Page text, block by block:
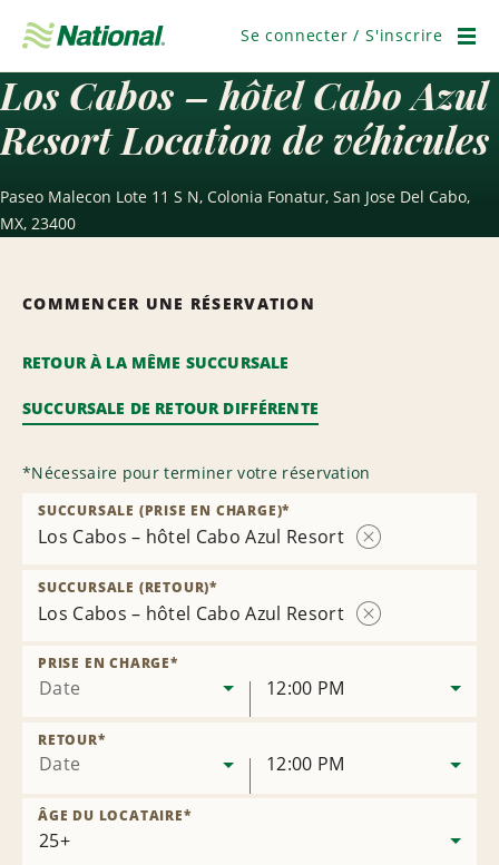
navigation
Se connecter / S'inscrire
Los Cabos – hôtel Cabo Azul
Resort Location de véhicules
Paseo Malecon Lote 11 S N, Colonia Fonatur, San Jose Del Cabo,
MX, 23400
COMMENCER UNE RÉSERVATION
RETOUR À LA MÊME SUCCURSALE
SUCCURSALE DE RETOUR DIFFÉRENTE
*Nécessaire pour terminer votre réservation
Los Cabos – hôtel Cabo Azul Resort
succursale
SUCCURSALE (PRISE EN CHARGE)*
Los Cabos – hôtel Cabo Azul Resort
SUCCURSALE (RETOUR)*
Date
PRISE EN CHARGE*
12:00 PM
Date
RETOUR*
12:00 PM
ÂGE DU LOCATAIRE*